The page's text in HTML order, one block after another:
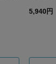
5,940円